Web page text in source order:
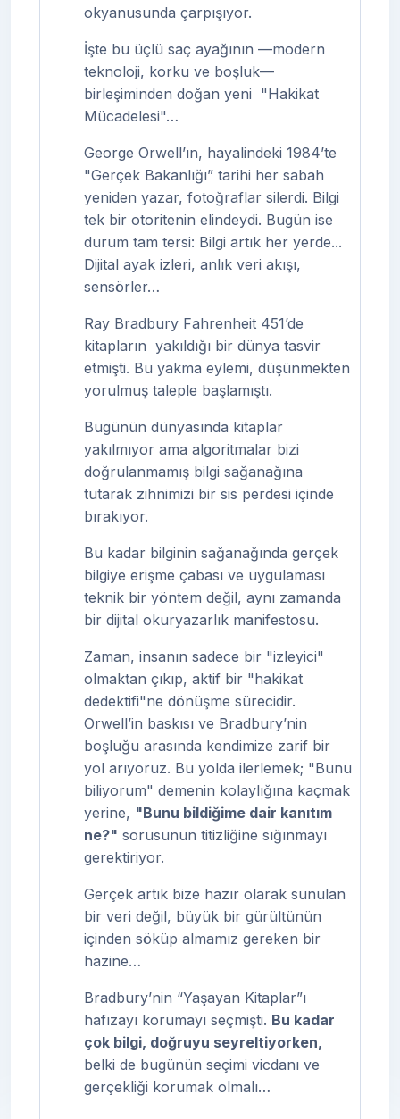
okyanusunda çarpışıyor.
İşte bu üçlü saç ayağının —modern
teknoloji, korku ve boşluk—
birleşiminden doğan yeni "Hakikat
Mücadelesi"…
George Orwell’ın, hayalindeki 1984’te
"Gerçek Bakanlığı” tarihi her sabah
yeniden yazar, fotoğraflar silerdi. Bilgi
tek bir otoritenin elindeydi. Bugün ise
durum tam tersi: Bilgi artık her yerde...
Dijital ayak izleri, anlık veri akışı,
sensörler…
Ray Bradbury Fahrenheit 451’de
kitapların yakıldığı bir dünya tasvir
etmişti. Bu yakma eylemi, düşünmekten
yorulmuş taleple başlamıştı.
Bugünün dünyasında kitaplar
yakılmıyor ama algoritmalar bizi
doğrulanmamış bilgi sağanağına
tutarak zihnimizi bir sis perdesi içinde
bırakıyor.
Bu kadar bilginin sağanağında gerçek
bilgiye erişme çabası ve uygulaması
teknik bir yöntem değil, aynı zamanda
bir dijital okuryazarlık manifestosu.
Zaman, insanın sadece bir "izleyici"
olmaktan çıkıp, aktif bir "hakikat
dedektifi"ne dönüşme sürecidir.
Orwell’in baskısı ve Bradbury’nin
boşluğu arasında kendimize zarif bir
yol arıyoruz. Bu yolda ilerlemek; "Bunu
biliyorum" demenin kolaylığına kaçmak
yerine, "Bunu bildiğime dair kanıtım
ne?" sorusunun titizliğine sığınmayı
gerektiriyor.
Gerçek artık bize hazır olarak sunulan
bir veri değil, büyük bir gürültünün
içinden söküp almamız gereken bir
hazine…
Bradbury’nin “Yaşayan Kitaplar”ı
hafızayı korumayı seçmişti. Bu kadar
çok bilgi, doğruyu seyreltiyorken,
belki de bugünün seçimi vicdanı ve
gerçekliği korumak olmalı…